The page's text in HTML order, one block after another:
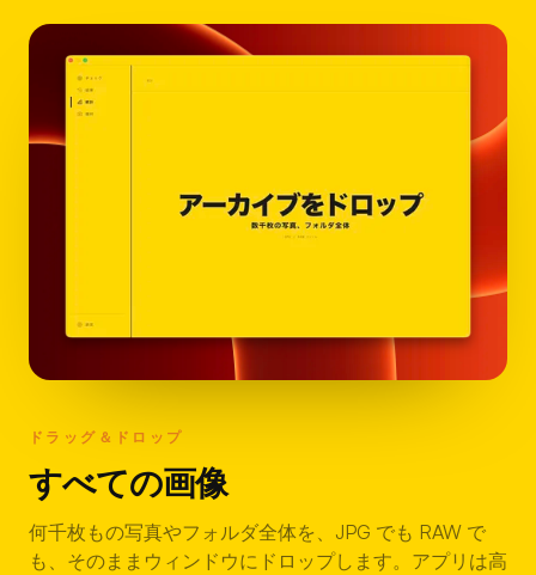
ドラッグ＆ドロップ
すべての画像
何千枚もの写真やフォルダ全体を、JPG でも RAW で
も、そのままウィンドウにドロップします。アプリは高